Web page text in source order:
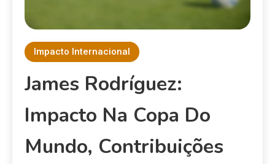
Impacto Internacional
James Rodríguez:
Impacto Na Copa Do
Mundo, Contribuições